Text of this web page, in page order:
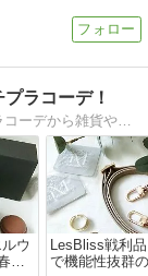
ラコーデ！
GU・UNIQLO・しまむら・H&Mなどプチプラコーデから雑貨や美容も◎ママになってもファッションやキレイを頑張りたいアラフォーママのブログ
ウ
を
LesBliss戦利
で機能性抜群